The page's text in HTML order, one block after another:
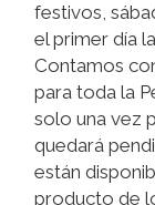
festivos,
el primer día
Contamos
para toda la
solo una vez
quedará
están
producto de